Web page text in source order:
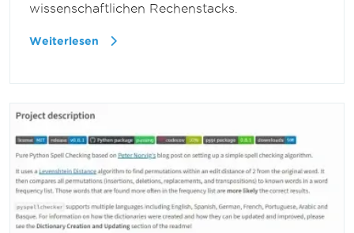
wissenschaftlichen Rechenstacks.
Weiterlesen